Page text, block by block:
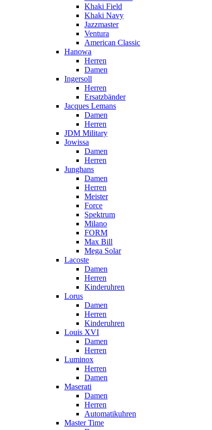
Khaki Field
Khaki Navy
Jazzmaster
Ventura
American Classic
Hanowa
Herren
Damen
Ingersoll
Herren
Ersatzbänder
Jacques Lemans
Damen
Herren
JDM Military
Jowissa
Damen
Herren
Junghans
Damen
Herren
Meister
Force
Spektrum
Milano
FORM
Max Bill
Mega Solar
Lacoste
Damen
Herren
Kinderuhren
Lorus
Damen
Herren
Kinderuhren
Louis XVI
Damen
Herren
Luminox
Herren
Damen
Maserati
Damen
Herren
Automatikuhren
Master Time